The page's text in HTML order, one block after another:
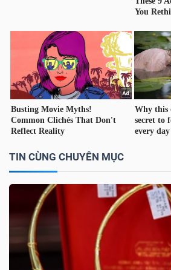
TIN CÙNG CHUYÊN MỤC
CHĂM
SÓC
SỨC
KHỎE
TÀI
CHÍNH
CÔNG
NGHỆ